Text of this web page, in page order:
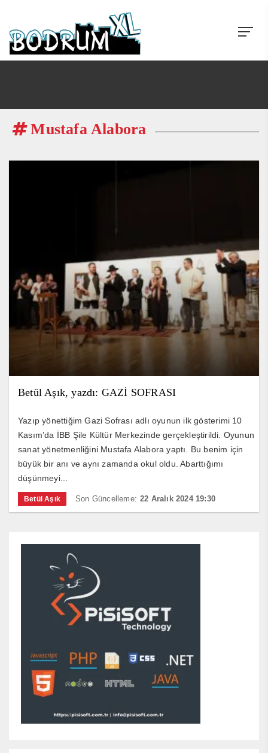
Mustafa Alabora
Betül Aşık, yazdı: GAZİ SOFRASI
Yazıp yönettiğim Gazi Sofrası adlı oyunun ilk gösterimi 10
Kasım’da İBB Şile Kültür Merkezinde gerçekleştirildi. Oyunun
sanat yönetmenliğini Mustafa Alabora yaptı. Bu benim için
büyük bir anı ve aynı zamanda okul oldu. Abarttığımı
düşünmeyi...
Betül Aşık Son Güncelleme: 22 Aralık 2024 19:30